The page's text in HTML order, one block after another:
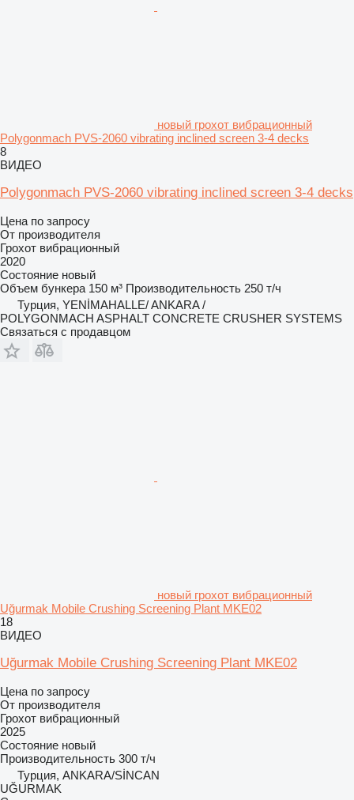
новый грохот вибрационный
Polygonmach PVS-2060 vibrating inclined screen 3-4 decks
8
ВИДЕО
Polygonmach PVS-2060 vibrating inclined screen 3-4 decks
Цена по запросу
От производителя
Грохот вибрационный
2020
Состояние новый
Объем бункера 150 м³ Производительность 250 т/ч
Турция, YENİMAHALLE/ ANKARA /
POLYGONMACH ASPHALT CONCRETE CRUSHER SYSTEMS
Связаться с продавцом
новый грохот вибрационный
Uğurmak Mobile Crushing Screening Plant MKE02
18
ВИДЕО
Uğurmak Mobile Crushing Screening Plant MKE02
Цена по запросу
От производителя
Грохот вибрационный
2025
Состояние новый
Производительность 300 т/ч
Турция, ANKARA/SİNCAN
UĞURMAK